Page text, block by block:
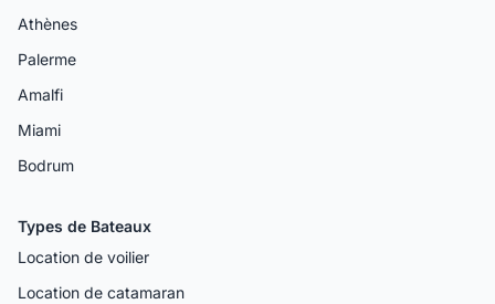
Athènes
Palerme
Amalfi
Miami
Bodrum
Types de Bateaux
Location de voilier
Location de catamaran